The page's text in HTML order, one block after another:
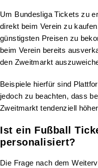
Um Bundesliga Tickets zu
direkt beim Verein zu
günstigsten Preisen zu
beim Verein bereits
den Zweitmarkt
Beispiele hierfür sind
jedoch zu beachten, dass
Zweitmarkt tendenziell
Ist ein Fußball
personalisiert?
Die Frage nach dem